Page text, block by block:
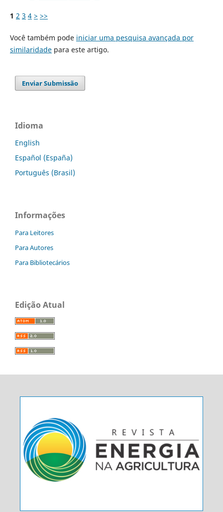
1 2 3 4 > >>
Você também pode iniciar uma pesquisa avançada por
similaridadepara este artigo.
Enviar Submissão
Idioma
English
Español (España)
Português (Brasil)
Informações
Para Leitores
Para Autores
Para Bibliotecários
Edição Atual